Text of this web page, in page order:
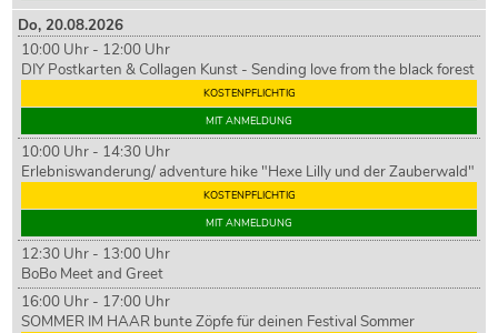
Do,20.08.2026
10:00 Uhr - 12:00 Uhr
DIY Postkarten & Collagen Kunst - Sending love from the black forest
KOSTENPFLICHTIG
MIT ANMELDUNG
10:00 Uhr - 14:30 Uhr
Erlebniswanderung/ adventure hike "Hexe Lilly und der Zauberwald"
KOSTENPFLICHTIG
MIT ANMELDUNG
12:30 Uhr - 13:00 Uhr
BoBo Meet and Greet
16:00 Uhr - 17:00 Uhr
SOMMER IM HAAR bunte Zöpfe für deinen Festival Sommer